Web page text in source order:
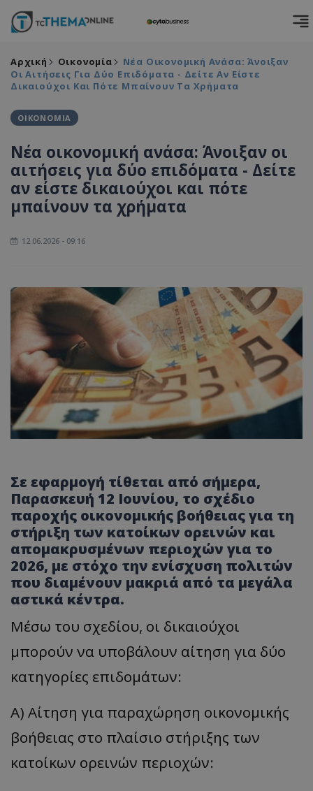
Αρχική Οικονομία
Νέα Οικονομική Ανάσα: Άνοιξαν
Οι Αιτήσεις Για Δύο Επιδόματα - Δείτε Αν Είστε
Δικαιούχοι Και Πότε Μπαίνουν Τα Χρήματα
ΟΙΚΟΝΟΜΙΑ
Νέα οικονομική ανάσα: Άνοιξαν οι
αιτήσεις για δύο επιδόματα - Δείτε
αν είστε δικαιούχοι και πότε
μπαίνουν τα χρήματα
12.06.2026 - 09:16
Σε εφαρμογή τίθεται από σήμερα,
Παρασκευή 12 Ιουνίου, το σχέδιο
παροχής οικονομικής βοήθειας για τη
στήριξη των κατοίκων ορεινών και
απομακρυσμένων περιοχών για το
2026, με στόχο την ενίσχυση πολιτών
που διαμένουν μακριά από τα μεγάλα
αστικά κέντρα.
Μέσω του σχεδίου, οι δικαιούχοι
μπορούν να υποβάλουν αίτηση για δύο
κατηγορίες επιδομάτων:
Α) Αίτηση για παραχώρηση οικονομικής
βοήθειας στο πλαίσιο στήριξης των
κατοίκων ορεινών περιοχών: